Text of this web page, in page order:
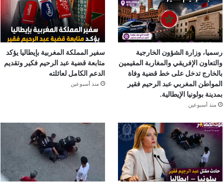
رسميا، وزارة الشؤون الخارجية
والتعاون الإفريقي والمغاربة المقيمين
بالخارج تدخل على خط قضية وفاة
المواطن المغربي عبد الرحيم فقير
بمدينة بولونيا الإيطالية.
منذ أسبوعين
سفير المملكة المغربية بإيطاليا يؤكد
متابعة قضية عبد الرحيم فكير وتقديم
الدعم الكامل لعائلته
منذ أسبوعين